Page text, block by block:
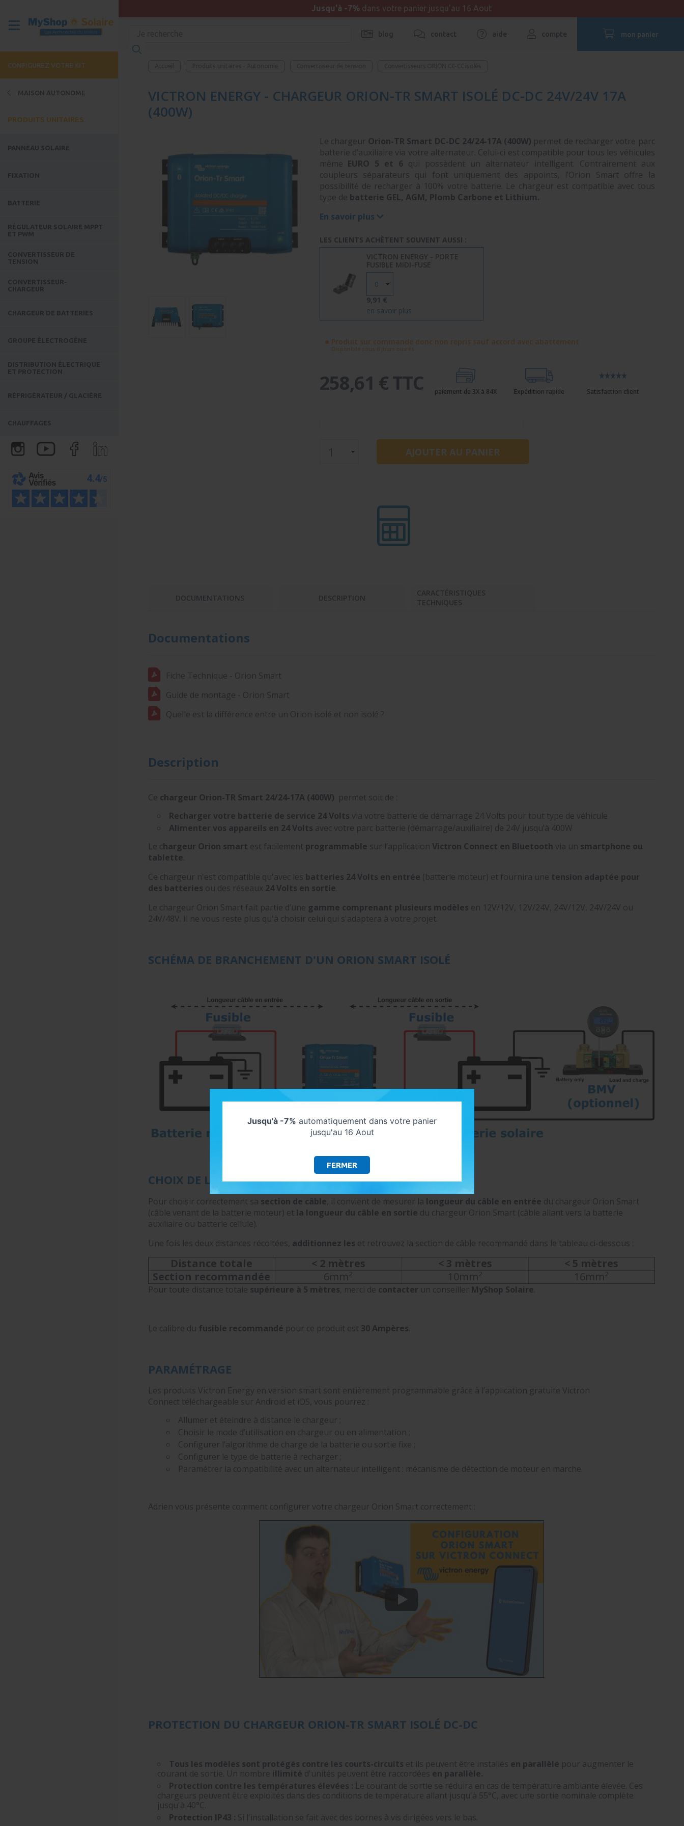
Jusqu'à -7%dans votre panier jusqu'au 16 Aout
blog contact aide compte mon panier
CONFIGUREZ VOTRE KIT
MAISON AUTONOME
PRODUITS UNITAIRES
VICTRON ENERGY - CHARGEUR ORION-TR SMART ISOLÉ DC-DC 24V/24V 17A
(400W)
Le chargeur Orion-TR Smart DC-DC 24/24-17A (400W) permet de recharger votre parc
batterie d’auxiliaire via votre alternateur. Celui-ci est compatible pour tous les véhicules
même EURO 5 et 6 qui possèdent un alternateur intelligent. Contrairement aux
coupleurs séparateurs qui font uniquement des appoints, l’Orion Smart offre la
possibilité de recharger à 100% votre batterie. Le chargeur est compatible avec tous
type de batterie GEL, AGM, Plomb Carbone et Lithium.
En savoir plus
LES CLIENTS ACHÈTENT SOUVENT AUSSI :
VICTRON ENERGY - PORTE
FUSIBLE MIDI-FUSE
9,91 €
en savoir plus
Produit sur commande donc non repris sauf accord avec abattement
Disponible sous 6 jours ouvrés
258,61 € TTC paiement de 3X à 84X Expédition rapide Satisfaction client
DOCUMENTATIONS DESCRIPTION
CARACTÉRISTIQUES
TECHNIQUES
Documentations
Fiche Technique - Orion Smart
Guide de montage - Orion Smart
Quelle est la différence entre un Orion isolé et non isolé ?
Description
Ce chargeur Orion-TR Smart 24/24-17A (400W) permet soit de :
Recharger votre batterie de service 24 Volts via votre batterie de démarrage 24 Volts pour tout type de véhicule
Alimenter vos appareils en 24 Volts avec votre parc batterie (démarrage/auxiliaire) de 24V jusqu’à 400W
Le chargeur Orion smart est facilement programmable sur l’application Victron Connect en Bluetooth via un smartphone ou
tablette.
Ce chargeur n'est compatible qu'avec les batteries 24 Volts en entrée (batterie moteur) et fournira une tension adaptée pour
des batteries ou des réseaux 24 Volts en sortie.
Le chargeur Orion Smart fait partie d’une gamme comprenant plusieurs modèles en 12V/12V, 12V/24V, 24V/12V, 24V/24V ou
24V/48V. Il ne vous reste plus qu'à choisir celui qui s'adaptera à votre projet.
SCHÉMA DE BRANCHEMENT D'UN ORION SMART ISOLÉ
CHOIX DE LA SECTION DE CÂBLE ET DU FUSIBLE
Pour choisir correctement sa section de câble , il convient de mesurer la longueur du câble en entrée du chargeur Orion Smart
(câble venant de la batterie moteur) et la longueur du câble en sortie du chargeur Orion Smart (câble allant vers la batterie
auxiliaire ou batterie cellule).
Une fois les deux distances récoltées, additionnez les et retrouvez la section de câble recommandé dans le tableau ci-dessous :
Distance totale < 2 mètres < 3 mètres
< 5 mètres
Section recommandée
6mm² 10mm² 16mm²
Pour toute distance totale supérieure à 5 mètres , merci de contacter un conseiller MyShop Solaire.
Le calibre du fusible recommandé pour ce produit est 30 Ampères.
PARAMÉTRAGE
Les produits Victron Energy en version smart sont entièrement programmable grâce à l’application gratuite Victron
Connect téléchargeable sur Android et iOS, vous pourrez :
Allumer et éteindre à distance le chargeur ;
Choisir le mode d’utilisation en chargeur ou en alimentation ;
Configurer l’algorithme de charge de la batterie ou sortie fixe ;
Configurer le type de batterie à recharger ;
Paramétrer la compatibilité avec un alternateur intelligent : mécanisme de détection de moteur en marche.
Adrien vous présente comment configurer votre chargeur Orion Smart correctement :
PROTECTION DU CHARGEUR ORION-TR SMART ISOLÉ DC-DC
Tous les modèles sont protégés contre les courts-circuits et ils peuvent être installés en parallèle pour augmenter le
courant de sortie. Un nombre illimité d'unités peuvent être raccordées en parallèle.
Protection contre les températures élevées : Le courant de sortie se réduira en cas de température ambiante élevée. Ces
chargeurs peuvent être exploités dans des conditions de température allant jusqu'à 55°C, avec une sortie nominale complète
jusqu'à 40°C.
Protection IP43 : Si l'installation se fait avec des bornes à vis dirigées vers le bas.
Jusqu'à -7% automatiquement dans votre panier
jusqu'au 16 Aout
FERMER